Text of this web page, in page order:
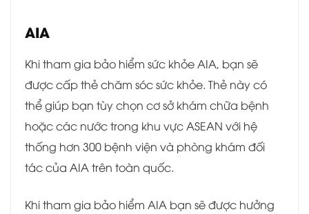
AIA
Khi tham gia bảo hiểm sức khỏe AIA, bạn sẽ
được cấp thẻ chăm sóc sức khỏe. Thẻ này có
thể giúp bạn tùy chọn cơ sở khám chữa bệnh
hoặc các nước trong khu vực ASEAN với hệ
thống hơn 300 bệnh viện và phòng khám đối
tác của AIA trên toàn quốc.
Khi tham gia bảo hiểm AIA bạn sẽ được hưởng